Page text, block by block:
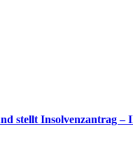
stellt Insolvenzantrag –